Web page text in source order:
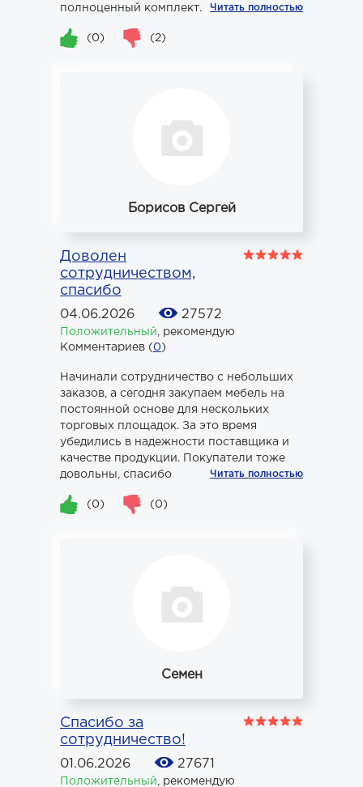
полноценный комплект. Читать полностью
(0) (2)
Борисов Сергей
Доволен
сотрудничеством,
спасибо
04.06.2026 27572
Положительный
рекомендую
Комментариев (0)
Начинали сотрудничество с небольших
заказов, а сегодня закупаем мебель на
постоянной основе для нескольких
торговых площадок. За это время
убедились в надежности поставщика и
качестве продукции. Покупатели тоже
довольны, спасибо
Читать полностью
(0) (0)
Семен
Спасибо за
сотрудничество!
01.06.2026 27671
Положительный
рекомендую